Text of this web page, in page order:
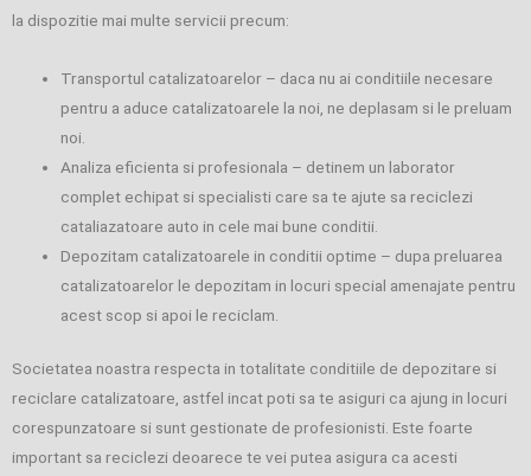
la dispozitie mai multe servicii precum:
Transportul catalizatoarelor – daca nu ai conditiile necesare
pentru a aduce catalizatoarele la noi, ne deplasam si le preluam
noi.
Analiza eficienta si profesionala – detinem un laborator
complet echipat si specialisti care sa te ajute sa reciclezi
cataliazatoare auto in cele mai bune conditii.
Depozitam catalizatoarele in conditii optime – dupa preluarea
catalizatoarelor le depozitam in locuri special amenajate pentru
acest scop si apoi le reciclam.
Societatea noastra respecta in totalitate conditiile de depozitare si
reciclare catalizatoare, astfel incat poti sa te asiguri ca ajung in locuri
corespunzatoare si sunt gestionate de profesionisti. Este foarte
important sa reciclezi deoarece te vei putea asigura ca acesti